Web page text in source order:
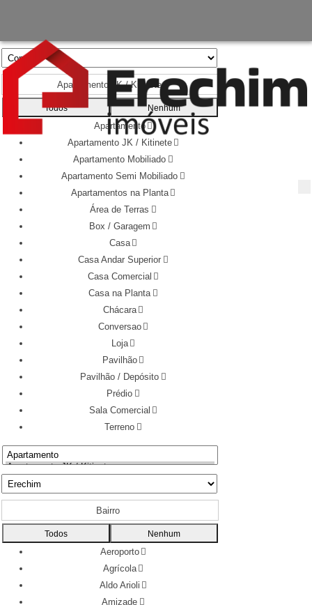
Apartamento JK / Kitinete
Todos Nenhum
Apartamento
Apartamento JK / Kitinete
Apartamento Mobiliado
Apartamento Semi Mobiliado
Apartamentos na Planta
Área de Terras
Box / Garagem
Casa
Casa Andar Superior
Casa Comercial
Casa na Planta
Chácara
Conversao
Loja
Pavilhão
Pavilhão / Depósito
Prédio
Sala Comercial
Terreno
Bairro
Todos Nenhum
Aeroporto
Agrícola
Aldo Arioli
Amizade